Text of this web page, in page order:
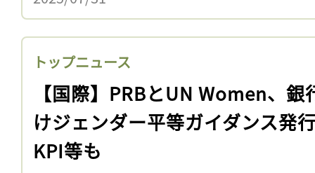
トップニュース
【国際】PRBとUN Women、銀
けジェンダー平等ガイダンス発
KPI等も